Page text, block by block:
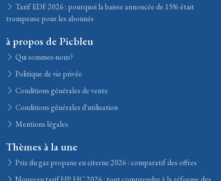
Tarif EDF 2026 : pourquoi la baisse annoncée de 15% était
trompeuse pour les abonnés
à propos de Picbleu
Qui sommes-nous?
Politique de vie privée
Conditions générales de vente
Conditions générales d'utilisation
Mentions légales
Thèmes à la une
Prix du gaz propane en citerne 2026 : comparatif des offres